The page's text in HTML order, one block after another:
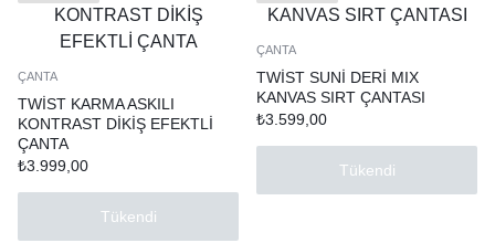
ÇANTA
TWİST KARMA ASKILI
KONTRAST DİKİŞ EFEKTLİ
ÇANTA
₺3.999,00
Tükendi
ÇANTA
TWİST SUNİ DERİ MIX
KANVAS SIRT ÇANTASI
₺3.599,00
Tükendi